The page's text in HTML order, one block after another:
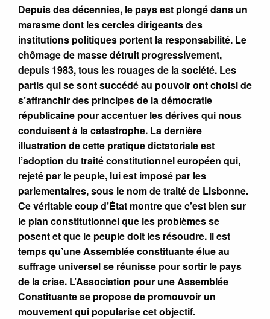
Depuis des décennies, le pays est plongé dans un
marasme dont les cercles dirigeants des
institutions politiques portent la responsabilité. Le
chômage de masse détruit progressivement,
depuis 1983, tous les rouages de la société. Les
partis qui se sont succédé au pouvoir ont choisi de
s’affranchir des principes de la démocratie
républicaine pour accentuer les dérives qui nous
conduisent à la catastrophe. La dernière
illustration de cette pratique dictatoriale est
l’adoption du traité constitutionnel européen qui,
rejeté par le peuple, lui est imposé par les
parlementaires, sous le nom de traité de Lisbonne.
Ce véritable coup d’État montre que c’est bien sur
le plan constitutionnel que les problèmes se
posent et que le peuple doit les résoudre. Il est
temps qu’une Assemblée constituante élue au
suffrage universel se réunisse pour sortir le pays
de la crise. L’Association pour une Assemblée
Constituante se propose de promouvoir un
mouvement qui popularise cet objectif.